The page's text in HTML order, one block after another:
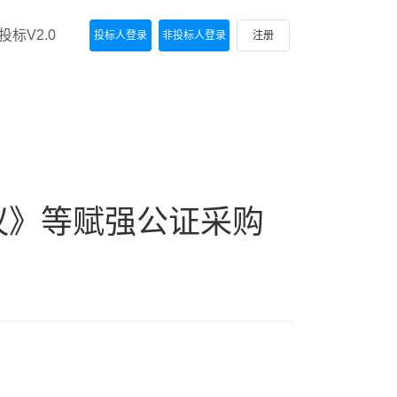
标V2.0 投标人登录 非投标人登录 注册
等赋强公证采购